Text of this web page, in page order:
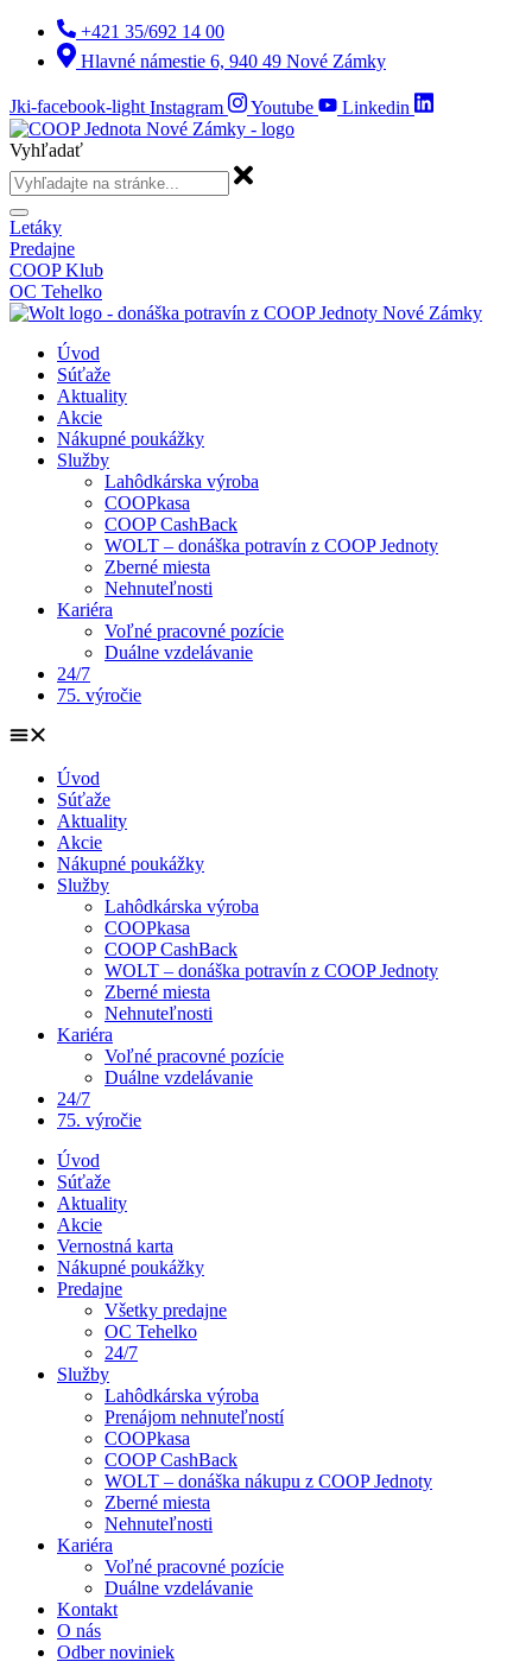
Preskočiť
obsah
+421 35/692 14 00
Hlavné námestie 6, 940 49 Nové Zámky
Jki-facebook-light Instagram Youtube Linkedin
Vyhľadať
Letáky
Predajne
COOP Klub
OC Tehelko
Úvod
Súťaže
Aktuality
Akcie
Nákupné poukážky
Služby
Lahôdkárska výroba
COOPkasa
COOP CashBack
WOLT – donáška potravín z COOP Jednoty
Zberné miesta
Nehnuteľnosti
Kariéra
Voľné pracovné pozície
Duálne vzdelávanie
24/7
75. výročie
Úvod
Súťaže
Aktuality
Akcie
Nákupné poukážky
Služby
Lahôdkárska výroba
COOPkasa
COOP CashBack
WOLT – donáška potravín z COOP Jednoty
Zberné miesta
Nehnuteľnosti
Kariéra
Voľné pracovné pozície
Duálne vzdelávanie
24/7
75. výročie
Úvod
Súťaže
Aktuality
Akcie
Vernostná karta
Nákupné poukážky
Predajne
Všetky predajne
OC Tehelko
24/7
Služby
Lahôdkárska výroba
Prenájom nehnuteľností
COOPkasa
COOP CashBack
WOLT – donáška nákupu z COOP Jednoty
Zberné miesta
Nehnuteľnosti
Kariéra
Voľné pracovné pozície
Duálne vzdelávanie
Kontakt
O nás
Odber noviniek